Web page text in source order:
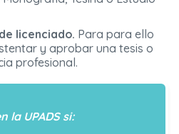
licenciado. Para para ello
y aprobar una tesis o
profesional.
la UPADS si: